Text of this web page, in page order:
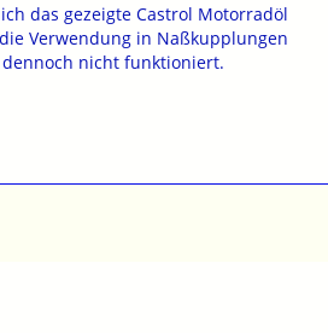
das gezeigte Castrol Motorradöl
Verwendung in Naßkupplungen
nicht funktioniert.